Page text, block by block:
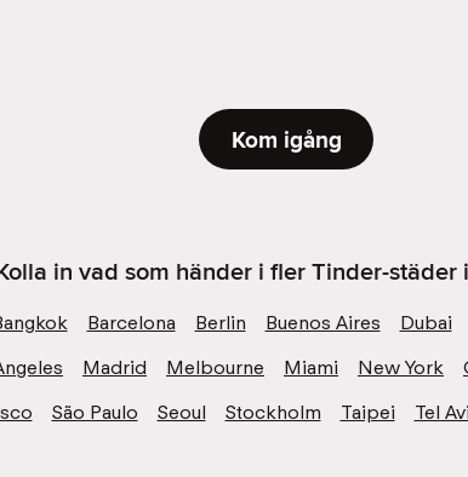
Kom igång
in vad som händer i fler Tinder-städer
Barcelona Berlin Buenos Aires Dubai
Madrid Melbourne Miami New York
São Paulo Seoul Stockholm Taipei Tel